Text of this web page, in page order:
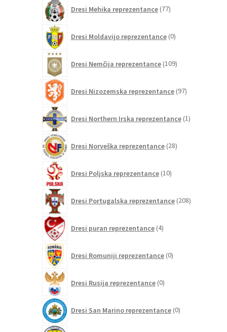
Dresi Mehika reprezentance 77izdelkov
Dresi Moldavijo reprezentance 0izdelkov
Dresi Nemčija reprezentance 109izdelkov
Dresi Nizozemska reprezentance 97izdelkov
Dresi Northern Irska reprezentance 1izdelek
Dresi Norveška reprezentance 28izdelkov
Dresi Poljska reprezentance 10izdelkov
Dresi Portugalska reprezentance 208izdelkov
Dresi puran reprezentance 4izdelki
Dresi Romuniji reprezentance 0izdelkov
Dresi Rusija reprezentance 0izdelkov
Dresi San Marino reprezentance 0izdelkov